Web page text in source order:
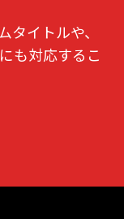
タイトルや、
も対応するこ